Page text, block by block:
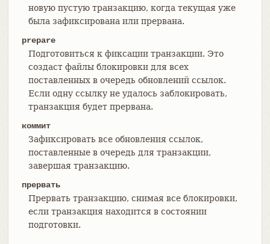
новую пустую транзакцию, когда текущая уже
была зафиксирована или прервана.
prepare
Подготовиться к фиксации транзакции. Это
создаст файлы блокировки для всех
поставленных в очередь обновлений ссылок.
Если одну ссылку не удалось заблокировать,
транзакция будет прервана.
коммит
Зафиксировать все обновления ссылок,
поставленные в очередь для транзакции,
завершая транзакцию.
прервать
Прервать транзакцию, снимая все блокировки,
если транзакция находится в состоянии
подготовки.